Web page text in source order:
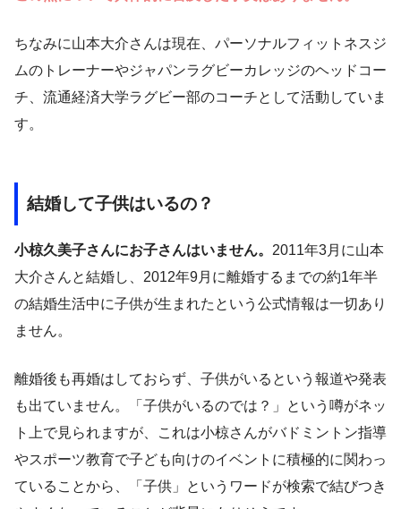
ちなみに山本大介さんは現在、パーソナルフィットネスジ
ムのトレーナーやジャパンラグビーカレッジのヘッドコー
チ、流通経済大学ラグビー部のコーチとして活動していま
す。
結婚して子供はいるの？
小椋久美子さんにお子さんはいません。 2011年3月に山本
大介さんと結婚し、2012年9月に離婚するまでの約1年半
の結婚生活中に子供が生まれたという公式情報は一切あり
ません。
離婚後も再婚はしておらず、子供がいるという報道や発表
も出ていません。「子供がいるのでは？」という噂がネッ
ト上で見られますが、これは小椋さんがバドミントン指導
やスポーツ教育で子ども向けのイベントに積極的に関わっ
ていることから、「子供」というワードが検索で結びつき